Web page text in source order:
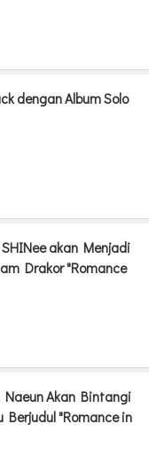
dengan Album Solo
akan Menjadi
Drakor "Romance
Naeun Akan Bintangi
"Romance in